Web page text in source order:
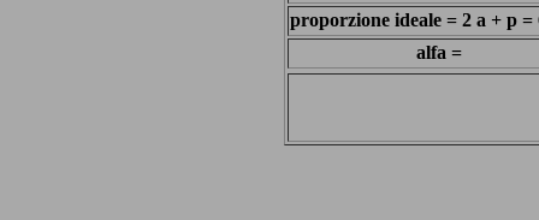
proporzione ideale = 2 a + p =
alfa =